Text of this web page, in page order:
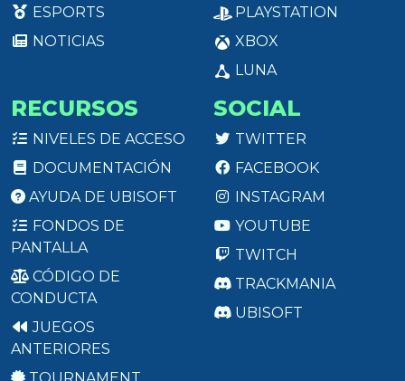
ESPORTS
NOTICIAS
PLAYSTATION
XBOX
LUNA
RECURSOS
NIVELES DE ACCESO
DOCUMENTACIÓN
AYUDA DE UBISOFT
FONDOS DE
PANTALLA
CÓDIGO DE
CONDUCTA
JUEGOS
ANTERIORES
SOCIAL
TWITTER
FACEBOOK
INSTAGRAM
YOUTUBE
TWITCH
TRACKMANIA
UBISOFT